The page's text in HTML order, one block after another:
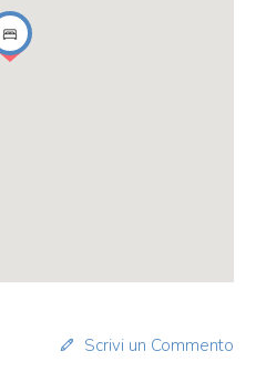
Scrivi un Commento